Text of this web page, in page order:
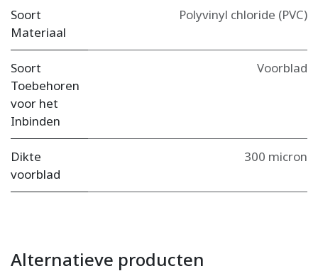
Soort
Materiaal
Polyvinyl chloride (PVC)
Soort
Toebehoren
voor het
Inbinden
Voorblad
Dikte
voorblad
300 micron
Alternatieve producten